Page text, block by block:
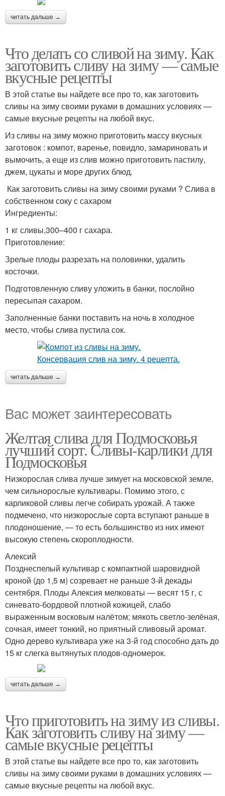
читать дальше →
Что делать со сливой на зиму. Как
заготовить сливу на зиму — самые
вкусные рецепты
В этой статье вы найдете все про то, как заготовить
сливы на зиму своими руками в домашних условиях —
самые вкусные рецепты на любой вкус.
Из сливы на зиму можно приготовить массу вкусных
заготовок : компот, варенье, повидло, замариновать и
вымочить, а еще из слив можно приготовить пастилу,
джем, цукаты и море других блюд.
Как заготовить сливы на зиму своими руками ? Слива в
собственном соку с сахаром
Ингредиенты:
1 кг сливы,300–400 г сахара.
Приготовление:
Зрелые плоды разрезать на половинки, удалить
косточки.
Подготовленную сливу уложить в банки, послойно
пересыпая сахаром.
Заполненные банки поставить на ночь в холодное
место, чтобы слива пустила сок.
читать дальше →
Вас может заинтересовать
Желтая слива для Подмосковья
лучший сорт. Сливы-карлики для
Подмосковья
Низкорослая слива лучше зимует на московской земле,
чем сильнорослые культивары. Помимо этого, с
карликовой сливы легче собирать урожай. А также
подмечено, что низкорослые сорта вступают раньше в
плодоношение, — то есть большинство из них имеют
высокую степень скороплодности.
Алексий
Позднеспелый культивар с компактной шаровидной
кроной (до 1,5 м) созревает не раньше 3-й декады
сентября. Плоды Алексия мелковаты — весят 15 г, с
синевато-бордовой плотной кожицей, слабо
выраженным восковым налётом; мякоть светло-зелёная,
сочная, имеет тонкий, но приятный сливовый аромат.
Одно дерево культивара уже на 3-й год способно дать до
15 кг слегка вытянутых плодов-одномерок.
читать дальше →
Что приготовить на зиму из сливы.
Как заготовить сливу на зиму —
самые вкусные рецепты
В этой статье вы найдете все про то, как заготовить
сливы на зиму своими руками в домашних условиях —
самые вкусные рецепты на любой вкус.